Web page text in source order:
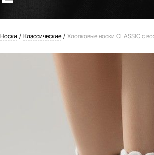
Носки Классические Хлопковые носки CLASSIC с